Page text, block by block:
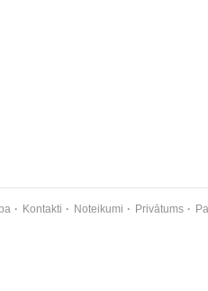
Kontakti Noteikumi Privātums